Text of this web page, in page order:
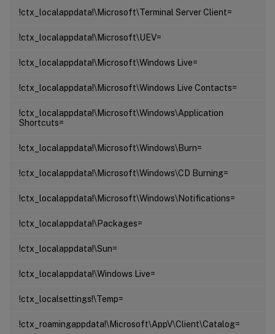
!ctx_localappdata!\Microsoft\Terminal Server Client=
!ctx_localappdata!\Microsoft\UEV=
!ctx_localappdata!\Microsoft\Windows Live=
!ctx_localappdata!\Microsoft\Windows Live Contacts=
!ctx_localappdata!\Microsoft\Windows\Application
Shortcuts=
!ctx_localappdata!\Microsoft\Windows\Burn=
!ctx_localappdata!\Microsoft\Windows\CD Burning=
!ctx_localappdata!\Microsoft\Windows\Notifications=
!ctx_localappdata!\Packages=
!ctx_localappdata!\Sun=
!ctx_localappdata!\Windows Live=
!ctx_localsettings!\Temp=
!ctx_roamingappdata!\Microsoft\AppV\Client\Catalog=